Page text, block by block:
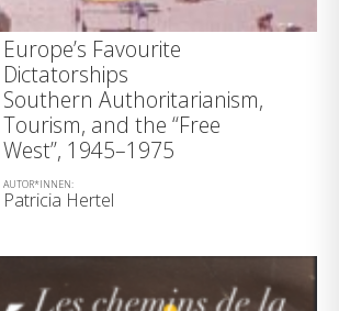
Europe’s Favourite
Dictatorships
Southern Authoritarianism,
Tourism, and the “Free
West”, 1945–1975
AUTOR*INNEN:
Patricia Hertel